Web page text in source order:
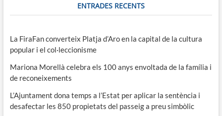
ENTRADES RECENTS
La FiraFan converteix Platja d’Aro en la capital de la cultura
popular i el col·leccionisme
Mariona Morellà celebra els 100 anys envoltada de la família i
de reconeixements
L’Ajuntament dona temps a l’Estat per aplicar la sentència i
desafectar les 850 propietats del passeig a preu simbòlic